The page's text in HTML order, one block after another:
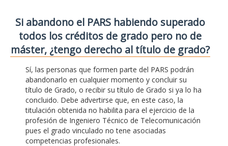
Si abandono el PARS habiendo superado
todos los créditos de grado pero no de
máster, ¿tengo derecho al título de grado?
Sí, las personas que formen parte del PARS podrán
abandonarlo en cualquier momento y concluir su
título de Grado, o recibir su título de Grado si ya lo ha
concluido. Debe advertirse que, en este caso, la
titulación obtenida no habilita para el ejercicio de la
profesión de Ingeniero Técnico de Telecomunicación
pues el grado vinculado no tene asociadas
competencias profesionales.